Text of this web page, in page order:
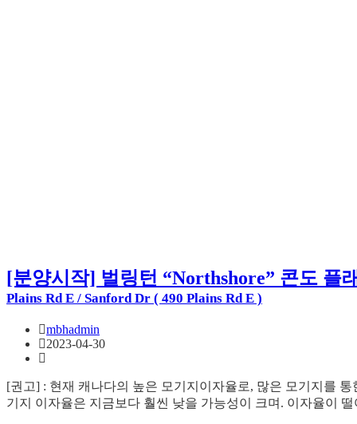
[분양시작] 벌링턴 “Northshore” 콘도 플
Plains Rd E / Sanford Dr ( 490 Plains Rd E )
mbhadmin
2023-04-30
[권고] : 현재 캐나다의 높은 모기지이자율로, 많은 모기지를
기지 이자율은 지금보다 훨씬 낮을 가능성이 크며. 이자율이